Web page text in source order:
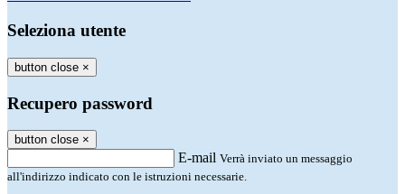
Seleziona utente
button close ×
Recupero password
button close ×
E-mail Verrà inviato un messaggio
all'indirizzo indicato con le istruzioni necessarie.